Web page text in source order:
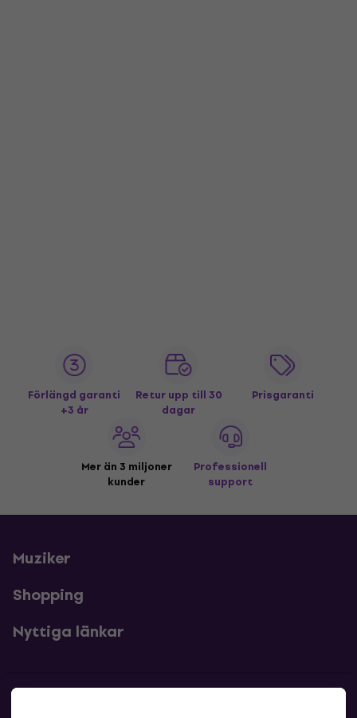
Förlängd garanti
+3 år
Retur upp till 30
dagar
Prisgaranti
Mer än 3 miljoner
kunder
Professionell
support
Muziker
Shopping
Nyttiga länkar